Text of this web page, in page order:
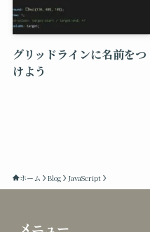
グリッドラインに名前をつ
けよう
ホーム Blog JavaScript
メニュー